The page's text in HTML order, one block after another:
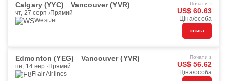
Calgary (YYC) Vancouver (YVR)
чт, 27 серп. Прямий
WestJet
Почати з
US$ 60.63
Ціна/особа
книга
Edmonton (YEG) Vancouver (YVR)
пн, 14 вер. Прямий
Flair Airlines
Почати з
US$ 56.62
Ціна/особа